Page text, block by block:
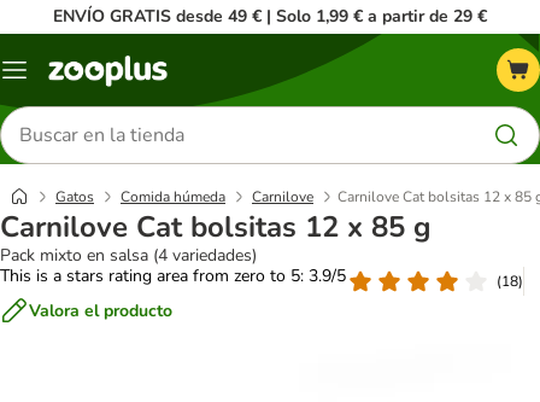
ENVÍO GRATIS desde 49 € | Solo 1,99 € a partir de 29 €
Menú
Buscar
productos
Gatos Comida húmeda Carnilove Carnilove Cat bolsitas 12 x 85
Carnilove Cat bolsitas 12 x 85 g
Pack mixto en salsa (4 variedades)
This is a stars rating area from zero to 5: 3.9/5
(18)
Valora el producto